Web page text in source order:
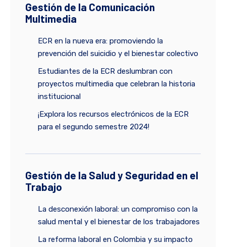
Gestión de la Comunicación
Multimedia
ECR en la nueva era: promoviendo la
prevención del suicidio y el bienestar colectivo
Estudiantes de la ECR deslumbran con
proyectos multimedia que celebran la historia
institucional
¡Explora los recursos electrónicos de la ECR
para el segundo semestre 2024!
Gestión de la Salud y Seguridad en el
Trabajo
La desconexión laboral: un compromiso con la
salud mental y el bienestar de los trabajadores
La reforma laboral en Colombia y su impacto